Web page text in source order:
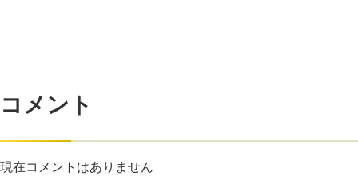
コメント
現在コメントはありません